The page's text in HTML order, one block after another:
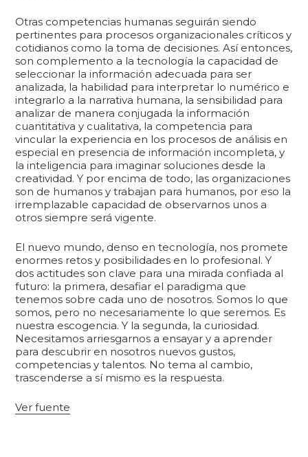
Otras competencias humanas seguirán siendo
pertinentes para procesos organizacionales críticos y
cotidianos como la toma de decisiones. Así entonces,
son complemento a la tecnología la capacidad de
seleccionar la información adecuada para ser
analizada, la habilidad para interpretar lo numérico e
integrarlo a la narrativa humana, la sensibilidad para
analizar de manera conjugada la información
cuantitativa y cualitativa, la competencia para
vincular la experiencia en los procesos de análisis en
especial en presencia de información incompleta, y
la inteligencia para imaginar soluciones desde la
creatividad. Y por encima de todo, las organizaciones
son de humanos y trabajan para humanos, por eso la
irremplazable capacidad de observarnos unos a
otros siempre será vigente.
El nuevo mundo, denso en tecnología, nos promete
enormes retos y posibilidades en lo profesional. Y
dos actitudes son clave para una mirada confiada al
futuro: la primera, desafiar el paradigma que
tenemos sobre cada uno de nosotros. Somos lo que
somos, pero no necesariamente lo que seremos. Es
nuestra escogencia. Y la segunda, la curiosidad.
Necesitamos arriesgarnos a ensayar y a aprender
para descubrir en nosotros nuevos gustos,
competencias y talentos. No tema al cambio,
trascenderse a sí mismo es la respuesta.
Ver fuente